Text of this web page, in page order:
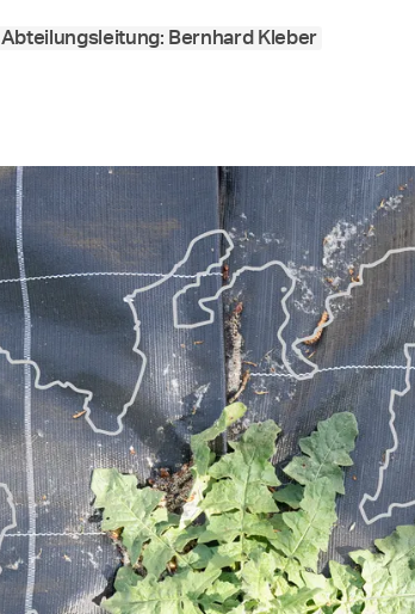
Abteilungsleitung: Bernhard Kleber